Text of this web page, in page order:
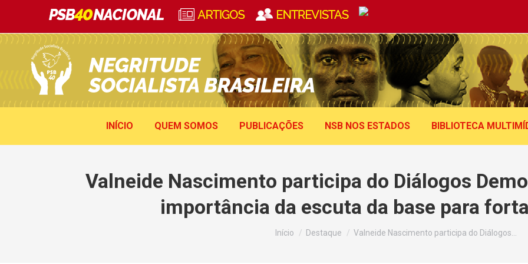
INÍCIO QUEM SOMOS PUBLICAÇÕES NSB NOS ESTADOS BIBLIOTECA
Valneide Nascimento participa do Diálogos
importância da escuta da base para
Você está aqui:
Início Destaque Valneide Nascimento participa do Diálogos…